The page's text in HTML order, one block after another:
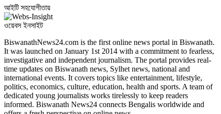
আইটি সহযোগীতায়
ওয়েবস ইনসাইট
BiswanathNews24.com is the first online news portal in Biswanath.
It was launched on January 1st 2014 with a commitment to fearless,
investigative and independent journalism. The portal provides real-
time updates on Biswanath news, Sylhet news, national and
international events. It covers topics like entertainment, lifestyle,
politics, economics, culture, education, health and sports. A team of
dedicated young journalists works tirelessly to keep readers
informed. Biswanath News24 connects Bengalis worldwide and